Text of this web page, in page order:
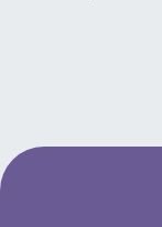
betci casino